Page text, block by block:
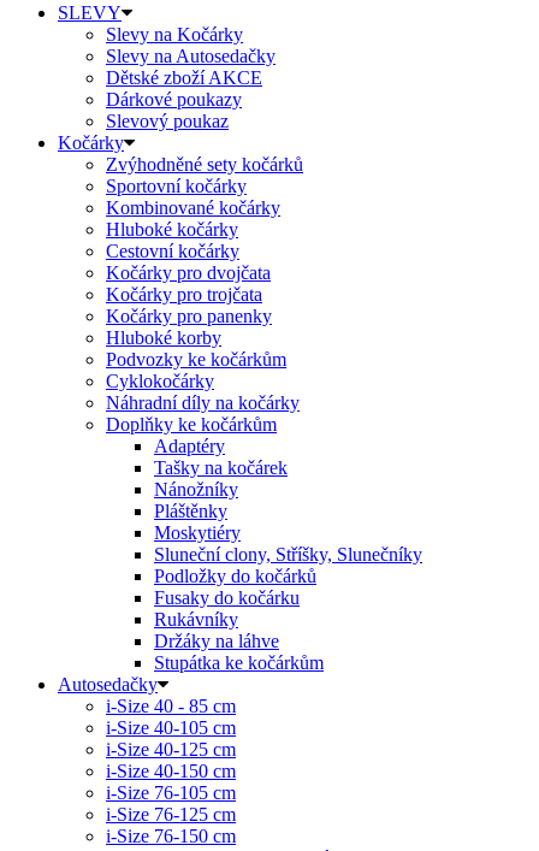
SLEVY
Slevy na Kočárky
Slevy na Autosedačky
Dětské zboží AKCE
Dárkové poukazy
Slevový poukaz
Kočárky
Zvýhodněné sety kočárků
Sportovní kočárky
Kombinované kočárky
Hluboké kočárky
Cestovní kočárky
Kočárky pro dvojčata
Kočárky pro trojčata
Kočárky pro panenky
Hluboké korby
Podvozky ke kočárkům
Cyklokočárky
Náhradní díly na kočárky
Doplňky ke kočárkům
Adaptéry
Tašky na kočárek
Nánožníky
Pláštěnky
Moskytiéry
Sluneční clony, Stříšky, Slunečníky
Podložky do kočárků
Fusaky do kočárku
Rukávníky
Držáky na láhve
Stupátka ke kočárkům
Autosedačky
i-Size 40 - 85 cm
i-Size 40-105 cm
i-Size 40-125 cm
i-Size 40-150 cm
i-Size 76-105 cm
i-Size 76-125 cm
i-Size 76-150 cm